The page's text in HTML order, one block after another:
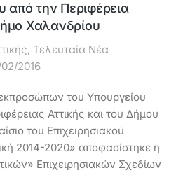
από την Περιφέρεια
Χαλανδρίου
, Τελευταία Νέα
2016
του Υπουργείου
Αττικής και του Δήμου
του Επιχειρησιακού
2014-2020» αποφασίστηκε η
Επιχειρησιακών Σχεδίων